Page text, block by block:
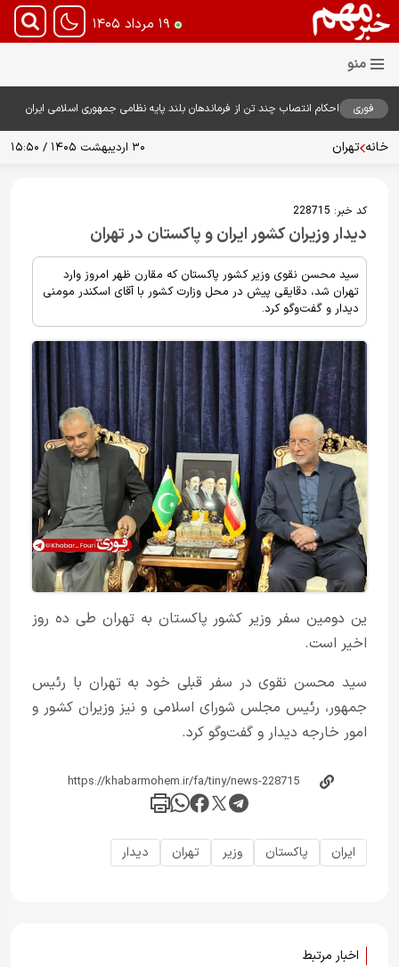
۱۹ مرداد ۱۴۰۵
فوری
احکام انتصاب چند تن از فرماندهان بلند پایه نظامی جمهوری اسلامی ایران
خانه تهران ۳۰ اردیبهشت ۱۴۰۵ / ۱۵:۵۰
کد خبر: 228715
دیدار وزیران کشور ایران و پاکستان در تهران
سید محسن نقوی وزیر کشور پاکستان که مقارن ظهر امروز وارد
تهران شد، دقایقی پیش در محل وزارت کشور با آقای اسکندر مومنی
دیدار و گفت‌و‌گو کرد.
ین دومین سفر وزیر کشور پاکستان به تهران طی ده روز
اخیر است.
سید محسن نقوی در سفر قبلی خود به تهران با رئیس
جمهور، رئیس مجلس شورای اسلامی و نیز وزیران کشور و
امور خارجه دیدار و گفت‌و‌گو کرد.
ایران پاکستان وزیر تهران دیدار
اخبار مرتبط